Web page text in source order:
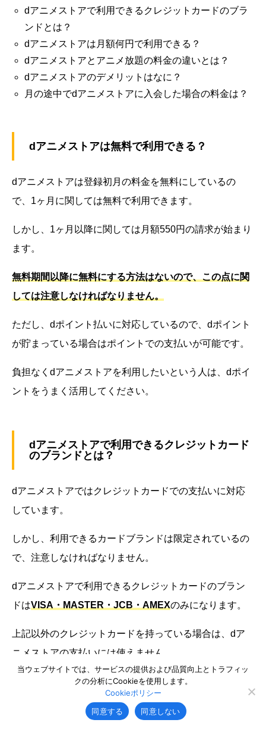
dアニメストアで利用できるクレジットカードのブラ
ンドとは？
dアニメストアは月額何円で利用できる？
dアニメストアとアニメ放題の料金の違いとは？
dアニメストアのデメリットはなに？
月の途中でdアニメストアに入会した場合の料金は？
dアニメストアは無料で利用できる？
dアニメストアは登録初月の料金を無料にしているの
で、1ヶ月に関しては無料で利用できます。
しかし、1ヶ月以降に関しては月額550円の請求が始まり
ます。
無料期間以降に無料にする方法はないので、この点に関
しては注意しなければなりません。
ただし、dポイント払いに対応しているので、dポイント
が貯まっている場合はポイントでの支払いが可能です。
負担なくdアニメストアを利用したいという人は、dポイ
ントをうまく活用してください。
dアニメストアで利用できるクレジットカード
のブランドとは？
dアニメストアではクレジットカードでの支払いに対応
しています。
しかし、利用できるカードブランドは限定されているの
で、注意しなければなりません。
dアニメストアで利用できるクレジットカードのブラン
ドはVISA・MASTER・JCB・AMEXのみになります。
上記以外のクレジットカードを持っている場合は、dア
ニメストアの支払いには使えません。
ただし、上記に該当していないクレジットカードブラン
ドに関しても今後対応になる可能性があります。
当ウェブサイトでは、サービスの提供および品質向上とトラフィッ
クの分析にCookieを使用します。
Cookieポリシー
同意する
同意しない